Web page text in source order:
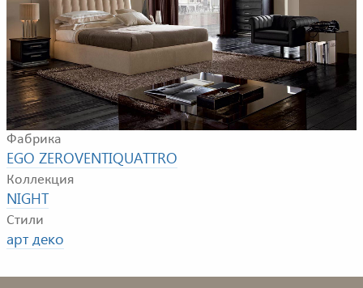
Пример композиции для спальной комнаты. В
композицию входят: двуспальная кровать,
прикроватная тумбочка, комод, кресло, подставка,
настольные лампы, журнальный стол
Фабрика
EGO ZEROVENTIQUATTRO
Коллекция
NIGHT
Стили
арт деко